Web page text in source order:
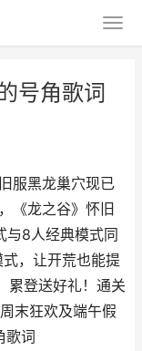
号角歌词
服黑龙巢穴现已
龙之谷》怀旧
与8人经典模式同
，让开荒也能提
累登送好礼！通关
末狂欢及端午假
歌词